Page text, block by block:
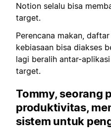
Notion selalu bisa
target.
Perencana makan,
kebiasaan bisa diakses
lagi beralih antar-
target.
Tommy, seorang
produktivitas,
sistem untuk